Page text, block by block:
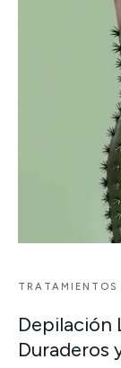
TRATAMIENTOS
Depilación
Duraderos